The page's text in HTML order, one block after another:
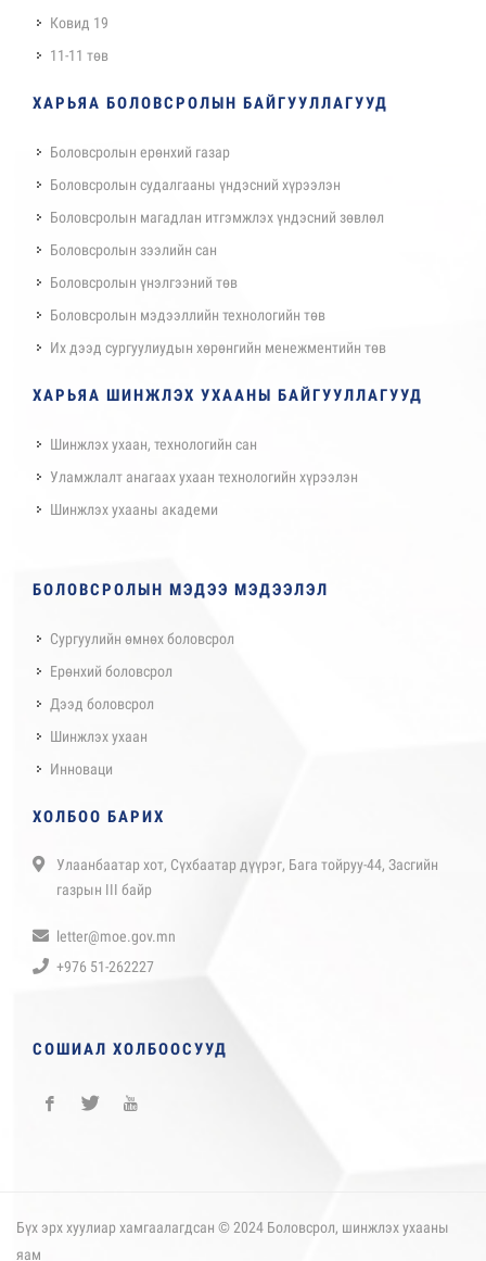
Ковид 19
11-11 төв
ХАРЬЯА БОЛОВСРОЛЫН БАЙГУУЛЛАГУУД
Боловсролын ерөнхий газар
Боловсролын судалгааны үндэсний хүрээлэн
Боловсролын магадлан итгэмжлэх үндэсний зөвлөл
Боловсролын зээлийн сан
Боловсролын үнэлгээний төв
Боловсролын мэдээллийн технологийн төв
Их дээд сургуулиудын хөрөнгийн менежментийн төв
ХАРЬЯА ШИНЖЛЭХ УХААНЫ БАЙГУУЛЛАГУУД
Шинжлэх ухаан, технологийн сан
Уламжлалт анагаах ухаан технологийн хүрээлэн
Шинжлэх ухааны академи
БОЛОВСРОЛЫН МЭДЭЭ МЭДЭЭЛЭЛ
Сургуулийн өмнөх боловсрол
Ерөнхий боловсрол
Дээд боловсрол
Шинжлэх ухаан
Инноваци
ХОЛБОО БАРИХ
Улаанбаатар хот, Сүхбаатар дүүрэг, Бага тойруу-44, Засгийн
газрын III байр
letter@moe.gov.mn
+976 51-262227
СОШИАЛ ХОЛБООСУУД
Бүх эрх хуулиар хамгаалагдсан © 2024 Боловсрол, шинжлэх ухааны
яам